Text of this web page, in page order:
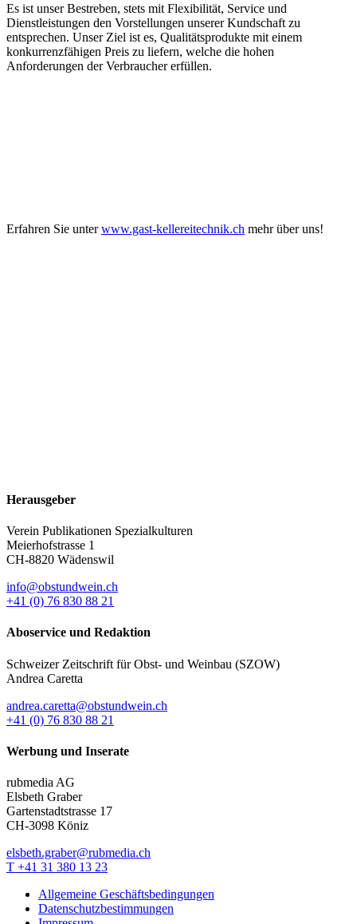
Es ist unser Bestreben, stets mit Flexibilität, Service und
Dienstleistungen den Vorstellungen unserer Kundschaft zu
entsprechen. Unser Ziel ist es, Qualitätsprodukte mit einem
konkurrenzfähigen Preis zu liefern, welche die hohen
Anforderungen der Verbraucher erfüllen.
Erfahren Sie unterwww.gast-kellereitechnik.ch mehr über uns!
Herausgeber
Verein Publikationen Spezialkulturen
Meierhofstrasse 1
CH-8820 Wädenswil
info@obstundwein.ch
+41 (0) 76 830 88 21
Aboservice und Redaktion
Schweizer Zeitschrift für Obst- und Weinbau (SZOW)
Andrea Caretta
andrea.caretta@obstundwein.ch
+41 (0) 76 830 88 21
Werbung und Inserate
rubmedia AG
Elsbeth Graber
Gartenstadtstrasse 17
CH-3098 Köniz
elsbeth.graber@rubmedia.ch
T +41 31 380 13 23
Allgemeine Geschäftsbedingungen
Datenschutzbestimmungen